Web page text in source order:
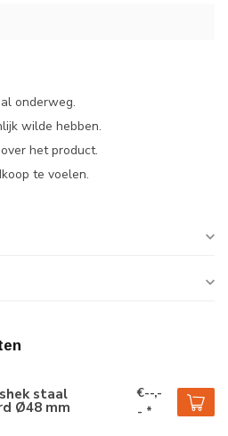
onderweg.
wilde hebben.
het product.
te voelen.
staal
Ø48 mm
€--,-
- *